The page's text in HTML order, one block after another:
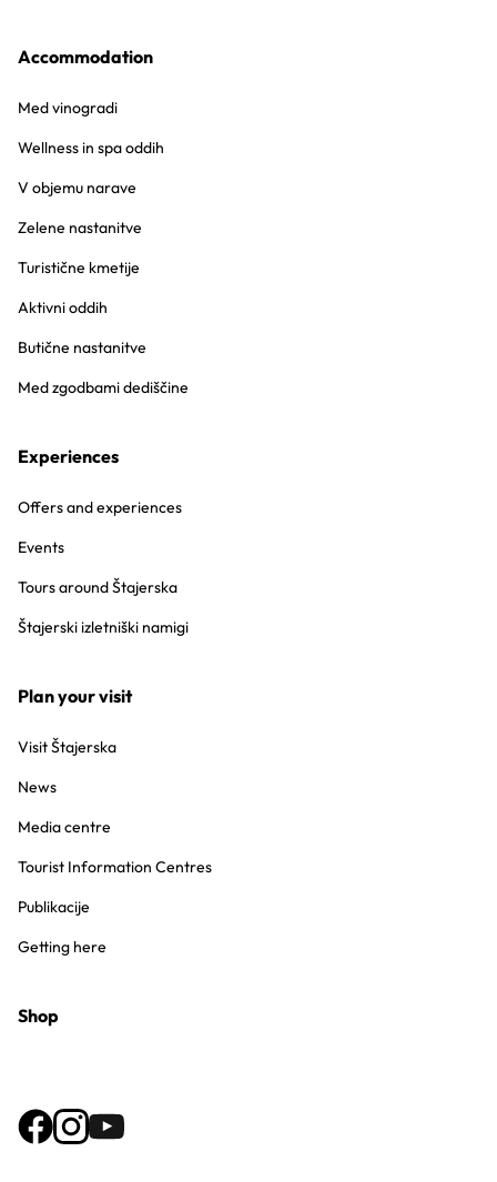
Accommodation
Med vinogradi
Wellness in spa oddih
V objemu narave
Zelene nastanitve
Turistične kmetije
Aktivni oddih
Butične nastanitve
Med zgodbami dediščine
Experiences
Offers and experiences
Events
Tours around Štajerska
Štajerski izletniški namigi
Plan your visit
Visit Štajerska
News
Media centre
Tourist Information Centres
Publikacije
Getting here
Shop